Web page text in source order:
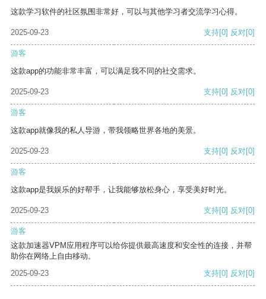
这款学习软件的社区氛围非常好，可以与其他学习者交流学习心得。
2025-09-23 支持[0] 反对[0]
游客
这款app的功能非常丰富，可以满足我不同的社交需求。
2025-09-23 支持[0] 反对[0]
游客
这款app就像我的私人导游，带我领略世界各地的美景。
2025-09-23 支持[0] 反对[0]
游客
这款app是我娱乐的好帮手，让我能够放松身心，享受美好时光。
2025-09-23 支持[0] 反对[0]
游客
这款加速器VPM应用程序可以给你提供最高速度和安全性的连接，并帮
助你在网络上自由移动。
2025-09-23
支持[0] 反对[0]